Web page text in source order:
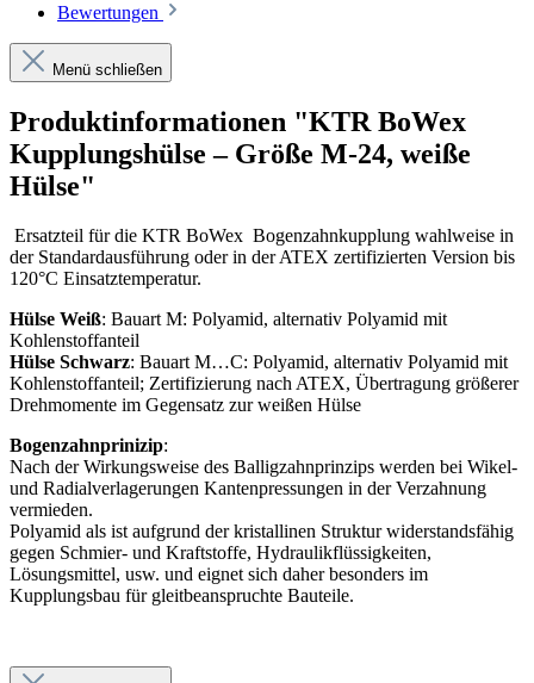
Bewertungen
Menü schließen
Produktinformationen "KTR BoWex
Kupplungshülse – Größe M-24, weiße
Hülse"
Ersatzteil für die KTR BoWex Bogenzahnkupplung wahlweise in
der Standardausführung oder in der ATEX zertifizierten Version bis
120°C Einsatztemperatur.
Hülse Weiß: Bauart M: Polyamid, alternativ Polyamid mit
Kohlenstoffanteil
Hülse Schwarz: Bauart M…C: Polyamid, alternativ Polyamid mit
Kohlenstoffanteil; Zertifizierung nach ATEX, Übertragung größerer
Drehmomente im Gegensatz zur weißen Hülse
Bogenzahnprinizip:
Nach der Wirkungsweise des Balligzahnprinzips werden bei Wikel-
und Radialverlagerungen Kantenpressungen in der Verzahnung
vermieden.
Polyamid als ist aufgrund der kristallinen Struktur widerstandsfähig
gegen Schmier- und Kraftstoffe, Hydraulikflüssigkeiten,
Lösungsmittel, usw. und eignet sich daher besonders im
Kupplungsbau für gleitbeanspruchte Bauteile.